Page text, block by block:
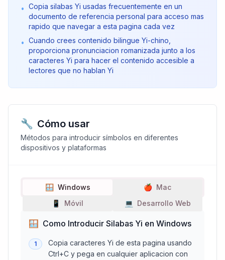
• Copia silabas Yi usadas frecuentemente en un
documento de referencia personal para acceso mas
rapido que navegar a esta pagina cada vez
• Cuando crees contenido bilingue Yi-chino,
proporciona pronunciacion romanizada junto a los
caracteres Yi para hacer el contenido accesible a
lectores que no hablan Yi
🔧 Cómo usar
Métodos para introducir símbolos en diferentes
dispositivos y plataformas
🪟 Windows 🍎 Mac
📱
Móvil 💻 Desarrollo Web
🪟 Como Introducir Silabas Yi en Windows
1
Copia caracteres Yi de esta pagina usando
Ctrl+C y pega en cualquier aplicacion con